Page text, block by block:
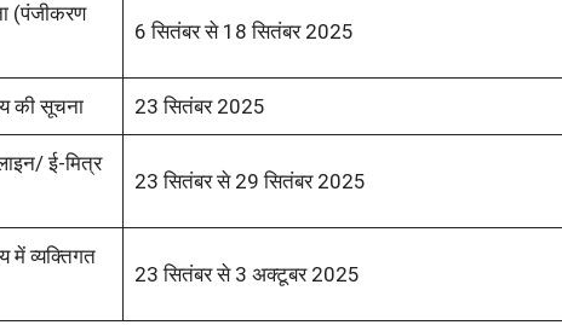
(पंजीकरण
6 सितंबर से 18 सितंबर 2025
की सूचना 23 सितंबर 2025
ई-मित्र
23 सितंबर से 29 सितंबर 2025
में व्यक्तिगत
23 सितंबर से 3 अक्टूबर 2025